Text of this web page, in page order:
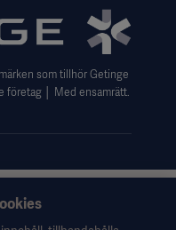
som tillhör Getinge
företag │ Med ensamrätt.
till hälso- och
yrkesgrupper och